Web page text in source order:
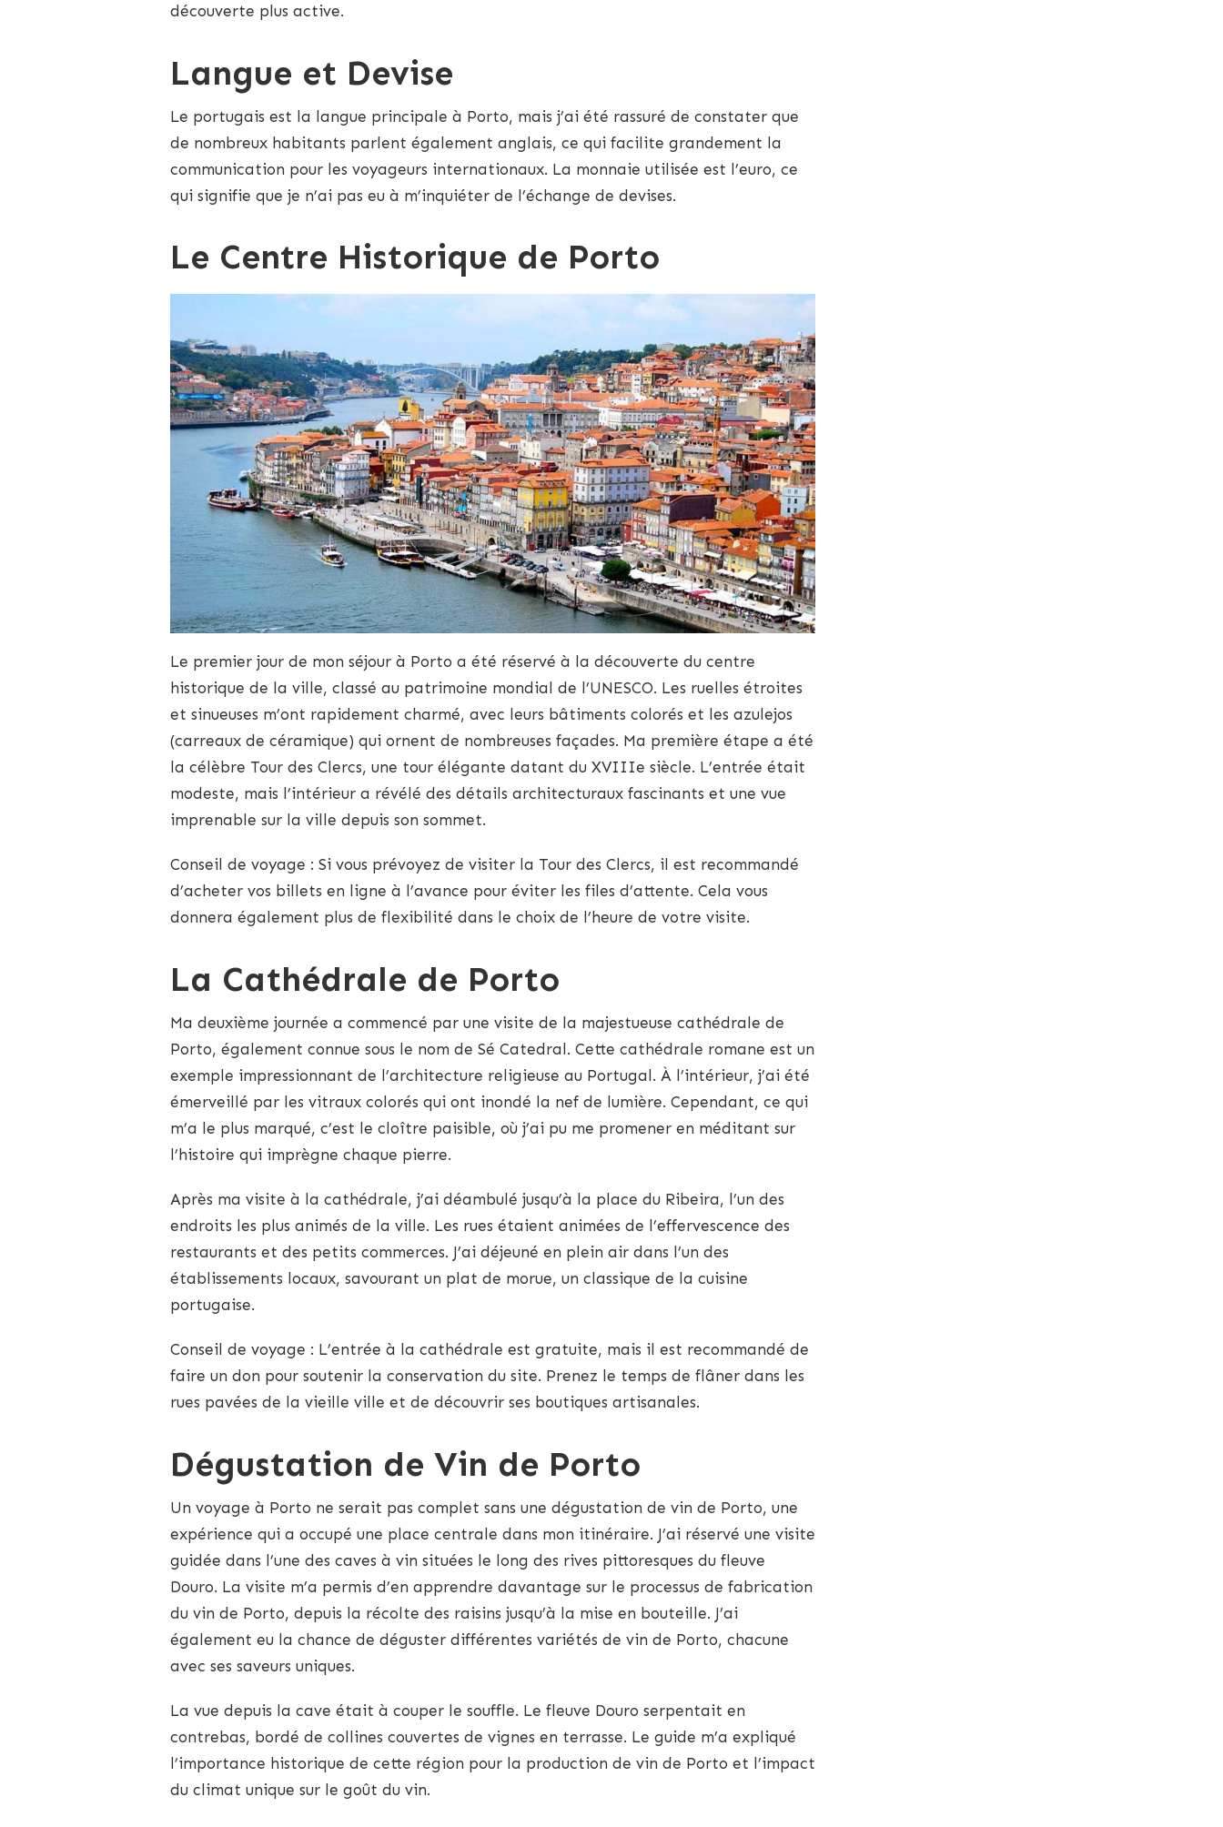
découverte plus active.
Langue et Devise
Le portugais est la langue principale à Porto, mais j’ai été rassuré de constater que
de nombreux habitants parlent également anglais, ce qui facilite grandement la
communication pour les voyageurs internationaux. La monnaie utilisée est l’euro, ce
qui signifie que je n’ai pas eu à m’inquiéter de l’échange de devises.
Le Centre Historique de Porto
Le premier jour de mon séjour à Porto a été réservé à la découverte du centre
historique de la ville, classé au patrimoine mondial de l’UNESCO. Les ruelles étroites
et sinueuses m’ont rapidement charmé, avec leurs bâtiments colorés et les azulejos
(carreaux de céramique) qui ornent de nombreuses façades. Ma première étape a été
la célèbre Tour des Clercs, une tour élégante datant du XVIIIe siècle. L’entrée était
modeste, mais l’intérieur a révélé des détails architecturaux fascinants et une vue
imprenable sur la ville depuis son sommet.
Conseil de voyage : Si vous prévoyez de visiter la Tour des Clercs, il est recommandé
d’acheter vos billets en ligne à l’avance pour éviter les files d’attente. Cela vous
donnera également plus de flexibilité dans le choix de l’heure de votre visite.
La Cathédrale de Porto
Ma deuxième journée a commencé par une visite de la majestueuse cathédrale de
Porto, également connue sous le nom de Sé Catedral. Cette cathédrale romane est un
exemple impressionnant de l’architecture religieuse au Portugal. À l’intérieur, j’ai été
émerveillé par les vitraux colorés qui ont inondé la nef de lumière. Cependant, ce qui
m’a le plus marqué, c’est le cloître paisible, où j’ai pu me promener en méditant sur
l’histoire qui imprègne chaque pierre.
Après ma visite à la cathédrale, j’ai déambulé jusqu’à la place du Ribeira, l’un des
endroits les plus animés de la ville. Les rues étaient animées de l’effervescence des
restaurants et des petits commerces. J’ai déjeuné en plein air dans l’un des
établissements locaux, savourant un plat de morue, un classique de la cuisine
portugaise.
Conseil de voyage : L’entrée à la cathédrale est gratuite, mais il est recommandé de
faire un don pour soutenir la conservation du site. Prenez le temps de flâner dans les
rues pavées de la vieille ville et de découvrir ses boutiques artisanales.
Dégustation de Vin de Porto
Un voyage à Porto ne serait pas complet sans une dégustation de vin de Porto, une
expérience qui a occupé une place centrale dans mon itinéraire. J’ai réservé une visite
guidée dans l’une des caves à vin situées le long des rives pittoresques du fleuve
Douro. La visite m’a permis d’en apprendre davantage sur le processus de fabrication
du vin de Porto, depuis la récolte des raisins jusqu’à la mise en bouteille. J’ai
également eu la chance de déguster différentes variétés de vin de Porto, chacune
avec ses saveurs uniques.
La vue depuis la cave était à couper le souffle. Le fleuve Douro serpentait en
contrebas, bordé de collines couvertes de vignes en terrasse. Le guide m’a expliqué
l’importance historique de cette région pour la production de vin de Porto et l’impact
du climat unique sur le goût du vin.